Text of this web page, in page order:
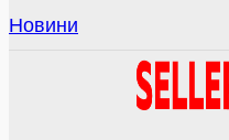
Новини